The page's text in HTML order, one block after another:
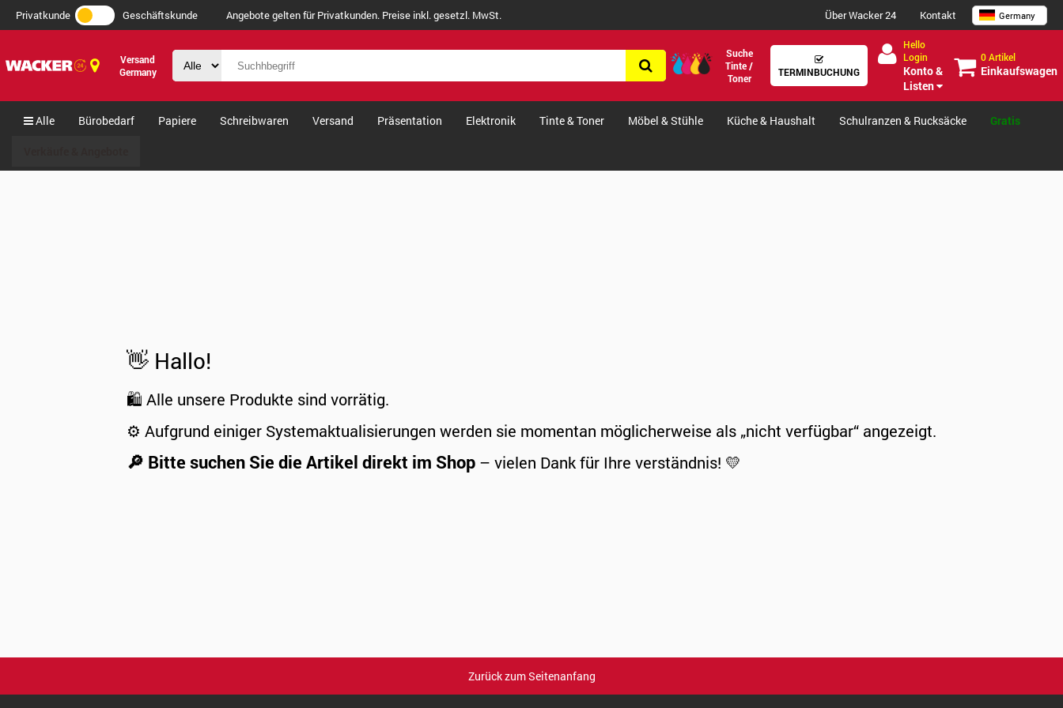
Privatkunde Geschäftskunde Angebote gelten für Privatkunden. Preise inkl. gesetzl. MwSt. Über Wacker 24 Kontakt Germany
Versand
Germany
Suche
Tinte /
Toner
TERMINBUCHUNG
Hello
Login
Konto &
Listen
0 Artikel
Einkaufswagen
Alle Bürobedarf Papiere Schreibwaren Versand Präsentation Elektronik Tinte & Toner Möbel & Stühle Küche & Haushalt Schulranzen & Rucksäcke Gratis
👋 Hallo!
🛍️ Alle unsere Produkte sind vorrätig.
⚙️ Aufgrund einiger Systemaktualisierungen werden sie momentan möglicherweise als „nicht verfügbar“ angezeigt.
🔎 Bitte suchen Sie die Artikel direkt im Shop – vielen Dank für Ihre verständnis! 💛
Zurück zum Seitenanfang